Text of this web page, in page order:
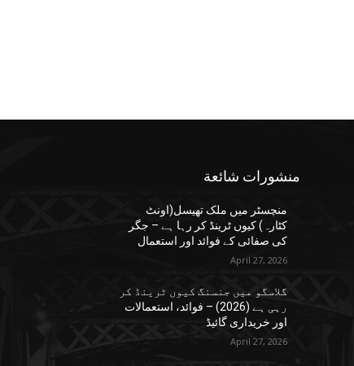
منشورات شائعة
منچسٹر میں ملک تھیسل(اونٹ
کٹارہ) کیوں ٹرینڈ کر رہا ہے – جگر
کی صفائی کے فوائد اور استعمال
April 27, 2026
گلاسگو میں جنسنگ کیوں ٹرینڈ کر
رہی ہے (2026) – فوائد، استعمالات
اور خریداری گائیڈ
April 27, 2026